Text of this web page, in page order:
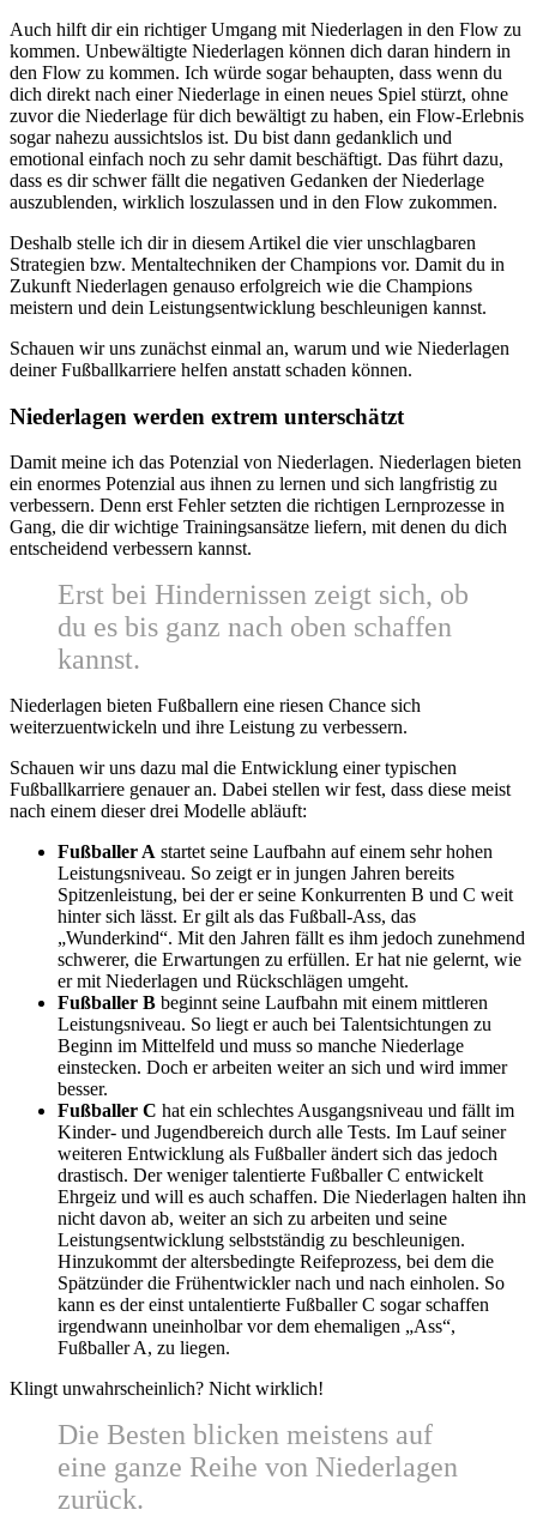
Auch hilft dir ein richtiger Umgang mit Niederlagen in den Flow zu
kommen. Unbewältigte Niederlagen können dich daran hindern in
den Flow zu kommen. Ich würde sogar behaupten, dass wenn du
dich direkt nach einer Niederlage in einen neues Spiel stürzt, ohne
zuvor die Niederlage für dich bewältigt zu haben, ein Flow-Erlebnis
sogar nahezu aussichtslos ist. Du bist dann gedanklich und
emotional einfach noch zu sehr damit beschäftigt. Das führt dazu,
dass es dir schwer fällt die negativen Gedanken der Niederlage
auszublenden, wirklich loszulassen und in den Flow zukommen.
Deshalb stelle ich dir in diesem Artikel die vier unschlagbaren
Strategien bzw. Mentaltechniken der Champions vor. Damit du in
Zukunft Niederlagen genauso erfolgreich wie die Champions
meistern und dein Leistungsentwicklung beschleunigen kannst.
Schauen wir uns zunächst einmal an, warum und wie Niederlagen
deiner Fußballkarriere helfen anstatt schaden können.
Niederlagen werden extrem unterschätzt
Damit meine ich das Potenzial von Niederlagen. Niederlagen bieten
ein enormes Potenzial aus ihnen zu lernen und sich langfristig zu
verbessern. Denn erst Fehler setzten die richtigen Lernprozesse in
Gang, die dir wichtige Trainingsansätze liefern, mit denen du dich
entscheidend verbessern kannst.
Erst bei Hindernissen zeigt sich, ob
du es bis ganz nach oben schaffen
kannst.
Niederlagen bieten Fußballern eine riesen Chance sich
weiterzuentwickeln und ihre Leistung zu verbessern.
Schauen wir uns dazu mal die Entwicklung einer typischen
Fußballkarriere genauer an. Dabei stellen wir fest, dass diese meist
nach einem dieser drei Modelle abläuft:
Fußballer A startet seine Laufbahn auf einem sehr hohen
Leistungsniveau. So zeigt er in jungen Jahren bereits
Spitzenleistung, bei der er seine Konkurrenten B und C weit
hinter sich lässt. Er gilt als das Fußball-Ass, das
„Wunderkind“. Mit den Jahren fällt es ihm jedoch zunehmend
schwerer, die Erwartungen zu erfüllen. Er hat nie gelernt, wie
er mit Niederlagen und Rückschlägen umgeht.
Fußballer B beginnt seine Laufbahn mit einem mittleren
Leistungsniveau. So liegt er auch bei Talentsichtungen zu
Beginn im Mittelfeld und muss so manche Niederlage
einstecken. Doch er arbeiten weiter an sich und wird immer
besser.
Fußballer C hat ein schlechtes Ausgangsniveau und fällt im
Kinder- und Jugendbereich durch alle Tests. Im Lauf seiner
weiteren Entwicklung als Fußballer ändert sich das jedoch
drastisch. Der weniger talentierte Fußballer C entwickelt
Ehrgeiz und will es auch schaffen. Die Niederlagen halten ihn
nicht davon ab, weiter an sich zu arbeiten und seine
Leistungsentwicklung selbstständig zu beschleunigen.
Hinzukommt der altersbedingte Reifeprozess, bei dem die
Spätzünder die Frühentwickler nach und nach einholen. So
kann es der einst untalentierte Fußballer C sogar schaffen
irgendwann uneinholbar vor dem ehemaligen „Ass“,
Fußballer A, zu liegen.
Klingt unwahrscheinlich? Nicht wirklich!
Die Besten blicken meistens auf
eine ganze Reihe von Niederlagen
zurück.